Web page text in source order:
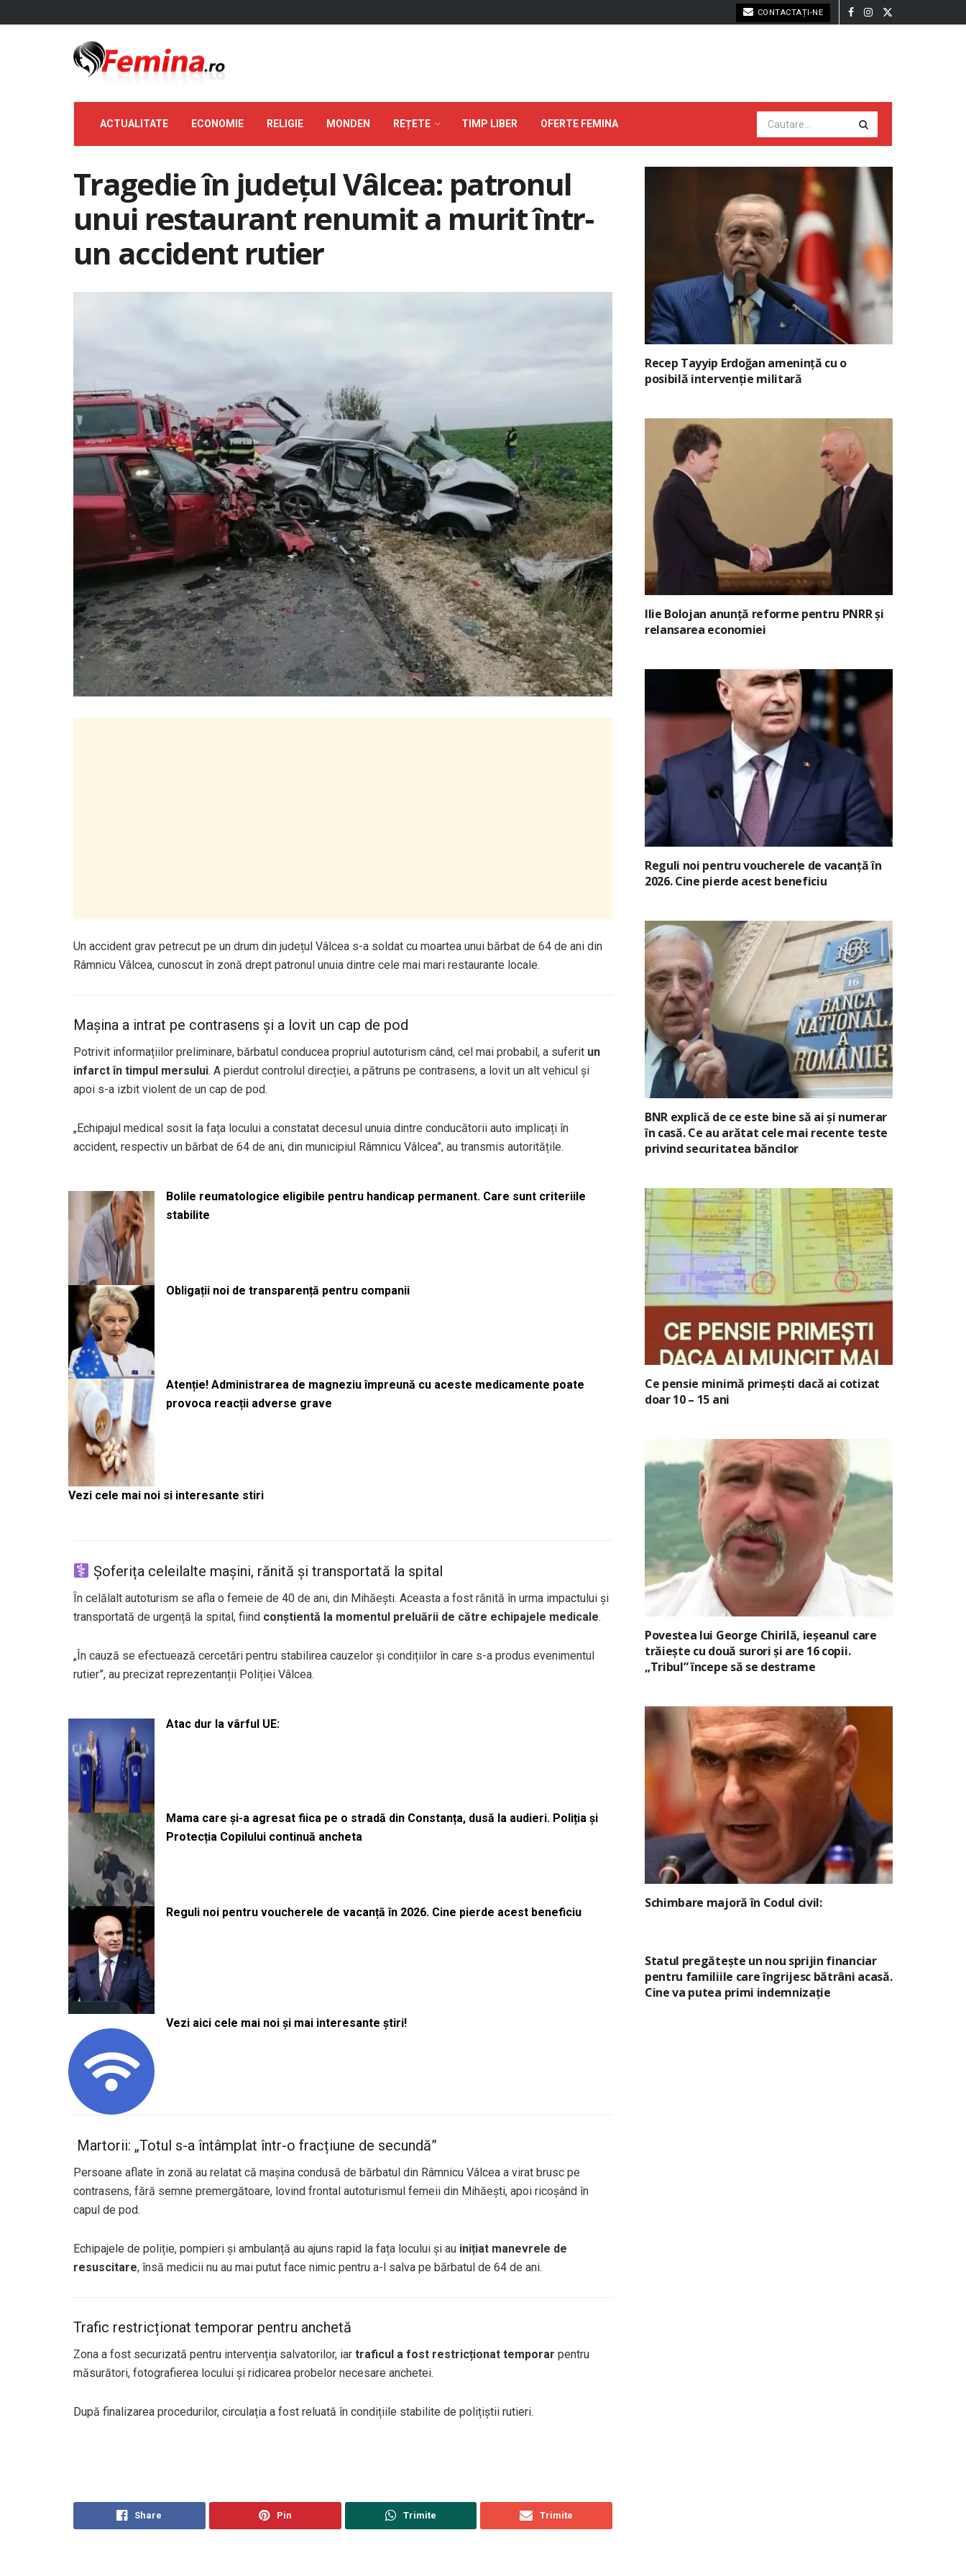
CONTACTAȚI-NE
ACTUALITATE ECONOMIE RELIGIE MONDEN REȚETE TIMP LIBER OFERTE FEMINA
Tragedie în județul Vâlcea: patronul
unui restaurant renumit a murit într-
un accident rutier
Un accident grav petrecut pe un drum din județul Vâlcea s-a soldat cu moartea unui bărbat de 64 de ani din
Râmnicu Vâlcea, cunoscut în zonă drept patronul unuia dintre cele mai mari restaurante locale.
Mașina a intrat pe contrasens și a lovit un cap de pod
Potrivit informațiilor preliminare, bărbatul conducea propriul autoturism când, cel mai probabil, a suferit un
infarct în timpul mersului. A pierdut controlul direcției, a pătruns pe contrasens, a lovit un alt vehicul și
apoi s-a izbit violent de un cap de pod.
„Echipajul medical sosit la fața locului a constatat decesul unuia dintre conducătorii auto implicați în
accident, respectiv un bărbat de 64 de ani, din municipiul Râmnicu Vâlcea”, au transmis autoritățile.
Bolile reumatologice eligibile pentru handicap permanent. Care sunt criteriile
stabilite
Obligații noi de transparență pentru companii
Atenție! Administrarea de magneziu împreună cu aceste medicamente poate
provoca reacții adverse grave
Vezi cele mai noi si interesante stiri
Șoferița celeilalte mașini, rănită și transportată la spital
În celălalt autoturism se afla o femeie de 40 de ani, din Mihăești. Aceasta a fost rănită în urma impactului și
transportată de urgență la spital, fiind conștientă la momentul preluării de către echipajele medicale.
„În cauză se efectuează cercetări pentru stabilirea cauzelor și condițiilor în care s-a produs evenimentul
rutier”, au precizat reprezentanții Poliției Vâlcea.
Atac dur la vârful UE:
Mama care și-a agresat fiica pe o stradă din Constanța, dusă la audieri. Poliția și
Protecția Copilului continuă ancheta
Reguli noi pentru voucherele de vacanță în 2026. Cine pierde acest beneficiu
Vezi aici cele mai noi și mai interesante știri!
‍ Martorii: „Totul s-a întâmplat într-o fracțiune de secundă”
Persoane aflate în zonă au relatat că mașina condusă de bărbatul din Râmnicu Vâlcea a virat brusc pe
contrasens, fără semne premergătoare, lovind frontal autoturismul femeii din Mihăești, apoi ricoșând în
capul de pod.
Echipajele de poliție, pompieri și ambulanță au ajuns rapid la fața locului și au inițiat manevrele de
resuscitare, însă medicii nu au mai putut face nimic pentru a-l salva pe bărbatul de 64 de ani.
Trafic restricționat temporar pentru anchetă
Zona a fost securizată pentru intervenția salvatorilor, iar traficul a fost restricționat temporar pentru
măsurători, fotografierea locului și ridicarea probelor necesare anchetei.
După finalizarea procedurilor, circulația a fost reluată în condițiile stabilite de polițiștii rutieri.
Share Pin Trimite Trimite
Recep Tayyip Erdoğan amenință cu o
posibilă intervenție militară
Ilie Bolojan anunță reforme pentru PNRR și
relansarea economiei
Reguli noi pentru voucherele de vacanță în
2026. Cine pierde acest beneficiu
BNR explică de ce este bine să ai și numerar
în casă. Ce au arătat cele mai recente teste
privind securitatea băncilor
Ce pensie minimă primești dacă ai cotizat
doar 10 – 15 ani
Povestea lui George Chirilă, ieșeanul care
trăiește cu două surori și are 16 copii.
„Tribul” începe să se destrame
Schimbare majoră în Codul civil:
Statul pregătește un nou sprijin financiar
pentru familiile care îngrijesc bătrâni acasă.
Cine va putea primi indemnizație